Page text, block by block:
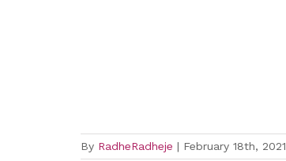
By RadheRadheje | February 18th, 2021